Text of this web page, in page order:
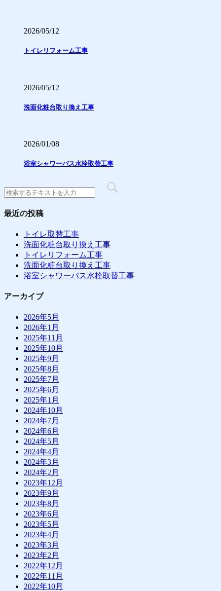
2026/05/12
トイレリフォーム工事
2026/05/12
洗面化粧台取り換え工事
2026/01/08
浴室シャワーバス水栓取替工事
最近の投稿
トイレ取替工事
洗面化粧台取り換え工事
トイレリフォーム工事
洗面化粧台取り換え工事
浴室シャワーバス水栓取替工事
アーカイブ
2026年5月
2026年1月
2025年11月
2025年10月
2025年9月
2025年8月
2025年7月
2025年6月
2025年1月
2024年10月
2024年7月
2024年6月
2024年5月
2024年4月
2024年3月
2024年2月
2023年12月
2023年9月
2023年8月
2023年6月
2023年5月
2023年4月
2023年3月
2023年2月
2022年12月
2022年11月
2022年10月